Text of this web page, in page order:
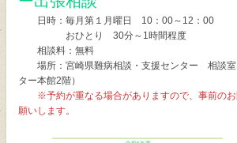
日時：毎月第１月曜日 10：00～12：00
おひとり 30分～1時間程度
相談料：無料
場所：宮崎県難病相談・支援センター 相談室
ター本館2階）
※予約が重なる場合がありますので、事前のお
願いします。